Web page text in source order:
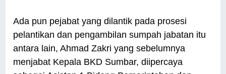
Ada pun pejabat yang dilantik pada prosesi
pelantikan dan pengambilan sumpah jabatan itu
antara lain, Ahmad Zakri yang sebelumnya
menjabat Kepala BKD Sumbar, diipercaya